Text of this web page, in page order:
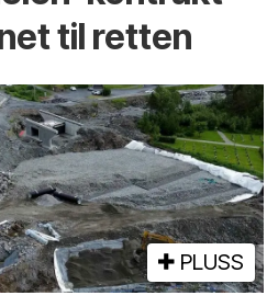
til retten
PLUSS